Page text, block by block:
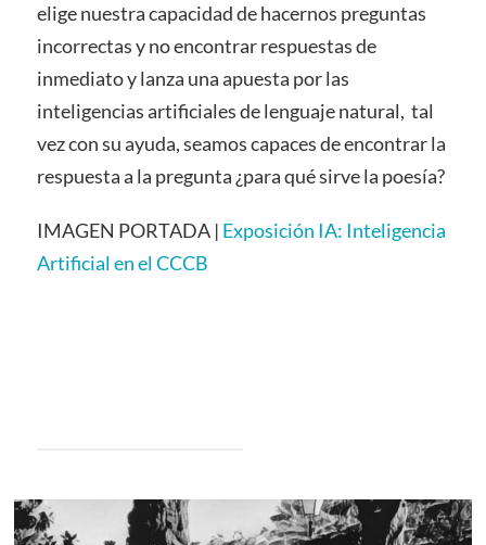
elige nuestra capacidad de hacernos preguntas
incorrectas y no encontrar respuestas de
inmediato y lanza una apuesta por las
inteligencias artificiales de lenguaje natural, tal
vez con su ayuda, seamos capaces de encontrar la
respuesta a la pregunta ¿para qué sirve la poesía?
IMAGEN PORTADA | Exposición IA: Inteligencia
Artificial en el CCCB